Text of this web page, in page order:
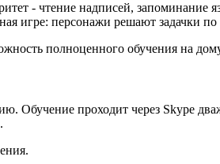
- чтение надписей,
игре: персонажи решают задачки
полноценного обучения на
Обучение проходит через Skype